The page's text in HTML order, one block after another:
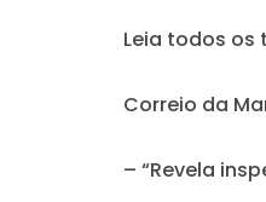
Leia todos os
Correio da
– “Revela